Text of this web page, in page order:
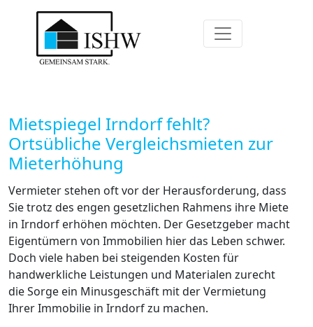
Mietspiegel Irndorf fehlt?
Ortsübliche Vergleichsmieten zur
Mieterhöhung
Vermieter stehen oft vor der Herausforderung, dass
Sie trotz des engen gesetzlichen Rahmens ihre Miete
in Irndorf erhöhen möchten. Der Gesetzgeber macht
Eigentümern von Immobilien hier das Leben schwer.
Doch viele haben bei steigenden Kosten für
handwerkliche Leistungen und Materialen zurecht
die Sorge ein Minusgeschäft mit der Vermietung
Ihrer Immobilie in Irndorf zu machen.